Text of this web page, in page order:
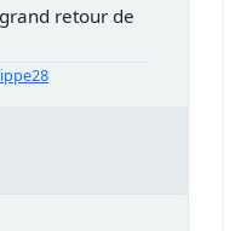
retour de